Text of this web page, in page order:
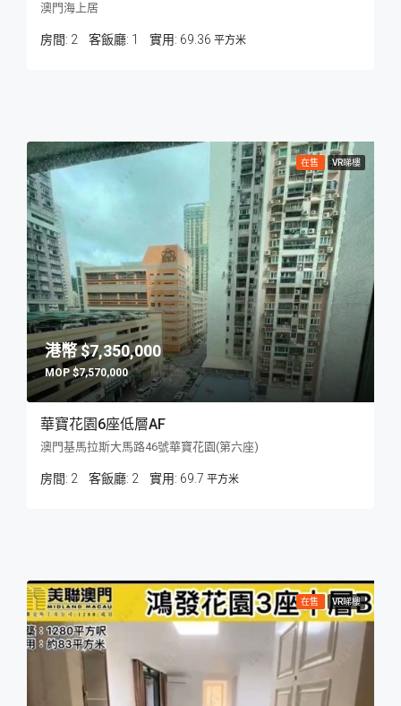
澳門海上居
房間: 2 客飯廳: 1 69.36 平方米
在售 VR睇樓
$7,350,000
$7,570,000
華寶花園6座低層AF
澳門基馬拉斯大馬路46號華寶花園(第六座)
房間: 2 客飯廳: 2 69.7 平方米
在售 VR睇樓